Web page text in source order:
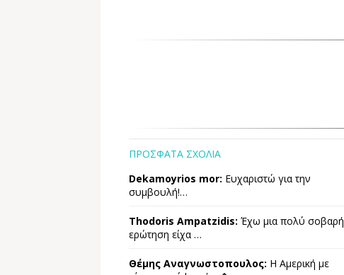
ΠΡΟΣΦΑΤΑ ΣΧΟΛΙΑ
Dekamoyrios mor: Ευχαριστώ για την
συμβουλή!…
Thodoris Ampatzidis: Έχω μια πολύ σοβαρή
ερώτηση είχα …
Θέμης Αναγνωστοπουλος: Η Αμερική με